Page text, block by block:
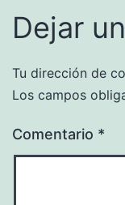
Dejar
Tu dirección de
Los campos
Comentario *